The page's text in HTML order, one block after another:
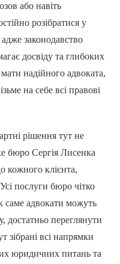
або навіть
розібратися у
законодавство
досвіду та глибоких
надійного адвоката,
на себе всі правові
рішення тут не
бюро Сергія Лисенка
кожного клієнта,
послуги бюро чітко
саме адвокати можуть
достатньо переглянути
зібрані всі напрямки
юридичних питань та